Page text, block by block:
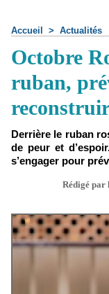
Accueil > Actualités
Octobre
ruban,
Derrière le ruban
de peur et
s’engager pour
Rédigé par